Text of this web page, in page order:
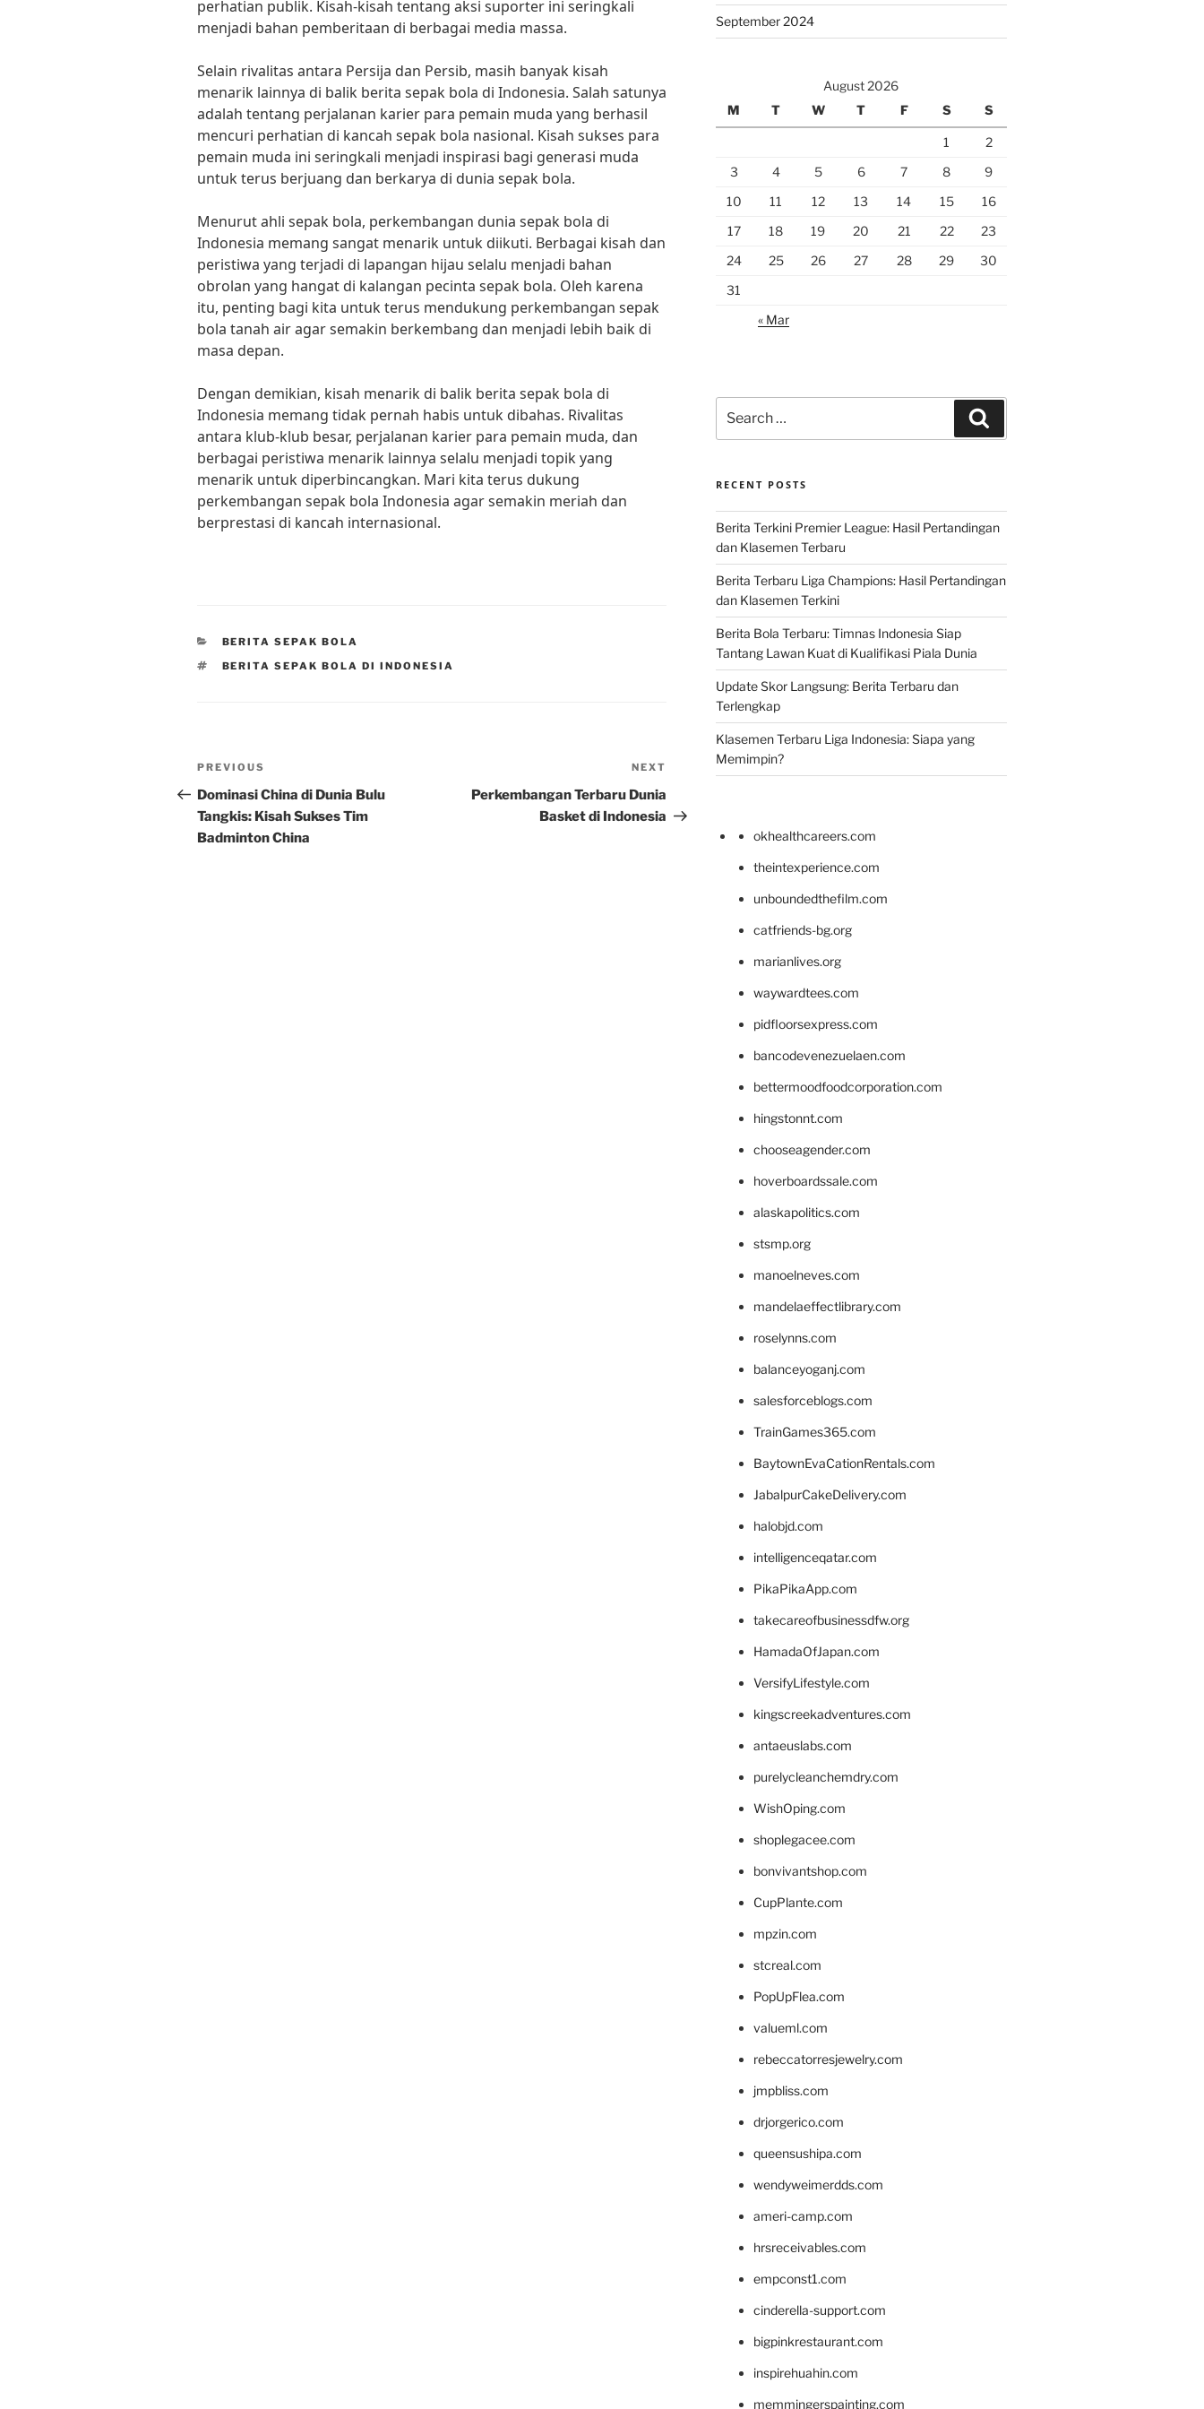
perhatian publik. Kisah-kisah tentang aksi suporter ini seringkali
menjadi bahan pemberitaan di berbagai media massa.
Selain rivalitas antara Persija dan Persib, masih banyak kisah
menarik lainnya di balik berita sepak bola di Indonesia. Salah satunya
adalah tentang perjalanan karier para pemain muda yang berhasil
mencuri perhatian di kancah sepak bola nasional. Kisah sukses para
pemain muda ini seringkali menjadi inspirasi bagi generasi muda
untuk terus berjuang dan berkarya di dunia sepak bola.
Menurut ahli sepak bola, perkembangan dunia sepak bola di
Indonesia memang sangat menarik untuk diikuti. Berbagai kisah dan
peristiwa yang terjadi di lapangan hijau selalu menjadi bahan
obrolan yang hangat di kalangan pecinta sepak bola. Oleh karena
itu, penting bagi kita untuk terus mendukung perkembangan sepak
bola tanah air agar semakin berkembang dan menjadi lebih baik di
masa depan.
Dengan demikian, kisah menarik di balik berita sepak bola di
Indonesia memang tidak pernah habis untuk dibahas. Rivalitas
antara klub-klub besar, perjalanan karier para pemain muda, dan
berbagai peristiwa menarik lainnya selalu menjadi topik yang
menarik untuk diperbincangkan. Mari kita terus dukung
perkembangan sepak bola Indonesia agar semakin meriah dan
berprestasi di kancah internasional.
CATEGORIES
BERITA SEPAK BOLA
TAGS
BERITA SEPAK BOLA DI INDONESIA
Post
navigation
Previous
Post
PREVIOUS
Dominasi China di Dunia Bulu
Tangkis: Kisah Sukses Tim
Badminton China
NEXT
Perkembangan Terbaru Dunia
Basket di Indonesia
September 2024
August 2026
M
T W T F S S
1
2
3
4 5 6 7 8
9
10
11 12 13 14 15
16
17
18 19 20 21 22
23
24
25 26 27 28 29
30
31
« Mar
for:
RECENT POSTS
Berita Terkini Premier League: Hasil Pertandingan
dan Klasemen Terbaru
Berita Terbaru Liga Champions: Hasil Pertandingan
dan Klasemen Terkini
Berita Bola Terbaru: Timnas Indonesia Siap
Tantang Lawan Kuat di Kualifikasi Piala Dunia
Update Skor Langsung: Berita Terbaru dan
Terlengkap
Klasemen Terbaru Liga Indonesia: Siapa yang
Memimpin?
okhealthcareers.com
theintexperience.com
unboundedthefilm.com
catfriends-bg.org
marianlives.org
waywardtees.com
pidfloorsexpress.com
bancodevenezuelaen.com
bettermoodfoodcorporation.com
hingstonnt.com
chooseagender.com
hoverboardssale.com
alaskapolitics.com
stsmp.org
manoelneves.com
mandelaeffectlibrary.com
roselynns.com
balanceyoganj.com
salesforceblogs.com
TrainGames365.com
BaytownEvaCationRentals.com
JabalpurCakeDelivery.com
halobjd.com
intelligenceqatar.com
PikaPikaApp.com
takecareofbusinessdfw.org
HamadaOfJapan.com
VersifyLifestyle.com
kingscreekadventures.com
antaeuslabs.com
purelycleanchemdry.com
WishOping.com
shoplegacee.com
bonvivantshop.com
CupPlante.com
mpzin.com
stcreal.com
PopUpFlea.com
valueml.com
rebeccatorresjewelry.com
jmpbliss.com
drjorgerico.com
queensushipa.com
wendyweimerdds.com
ameri-camp.com
hrsreceivables.com
empconst1.com
cinderella-support.com
bigpinkrestaurant.com
inspirehuahin.com
memmingerspainting.com